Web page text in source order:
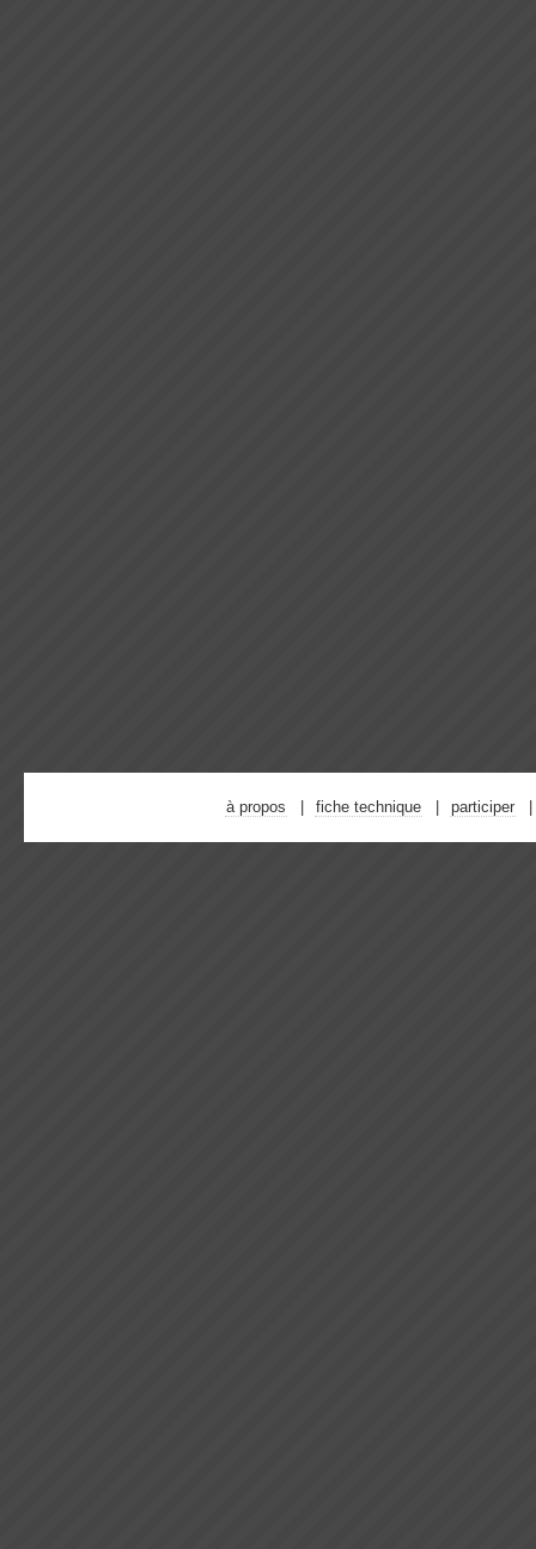
à propos fiche technique participer